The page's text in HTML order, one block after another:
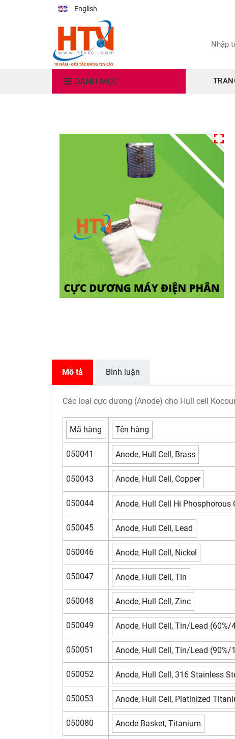
English
DANH MỤC
Mô tả Bình luận
Các loại cực dương (Anode) cho Hull cell
Mã hàng Tên hàng
050041 Anode, Hull Cell, Brass
050043 Anode, Hull Cell, Copper
050044 Anode, Hull Cell Hi Phosphorous
050045 Anode, Hull Cell, Lead
050046 Anode, Hull Cell, Nickel
050047 Anode, Hull Cell, Tin
050048 Anode, Hull Cell, Zinc
050049 Anode, Hull Cell, Tin/Lead (60%/
050051 Anode, Hull Cell, Tin/Lead (90%/
050052 Anode, Hull Cell, 316 Stainless
050053 Anode, Hull Cell, Platinized
050080 Anode Basket, Titanium